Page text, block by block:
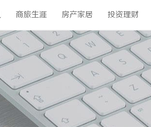
商旅生涯 房产家居 投资理财